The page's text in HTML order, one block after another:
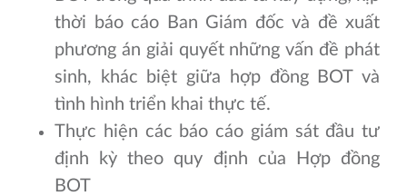
thời báo cáo Ban Giám đốc và đề xuất
phương án giải quyết những vấn đề phát
sinh, khác biệt giữa hợp đồng BOT và
tình hình triển khai thực tế.
Thực hiện các báo cáo giám sát đầu tư
định kỳ theo quy định của Hợp đồng
BOT